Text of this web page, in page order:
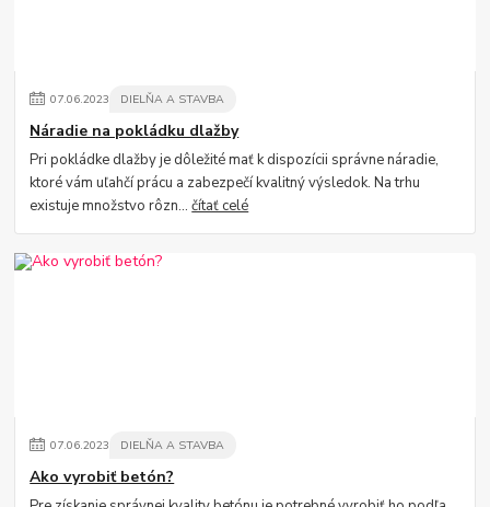
07.06.2023 DIELŇA A STAVBA
Náradie na pokládku dlažby
Pri pokládke dlažby je dôležité mať k dispozícii správne náradie,
ktoré vám uľahčí prácu a zabezpečí kvalitný výsledok. Na trhu
existuje množstvo rôzn...čítať celé
07.06.2023 DIELŇA A STAVBA
Ako vyrobiť betón?